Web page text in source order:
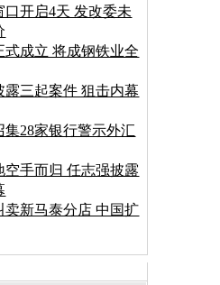
口开启4天 发改委未
式成立 将成钢铁业全
露三起案件 狙击内幕
集28家银行警示外汇
空手而归 任志强披露
卖新马泰分店 中国扩